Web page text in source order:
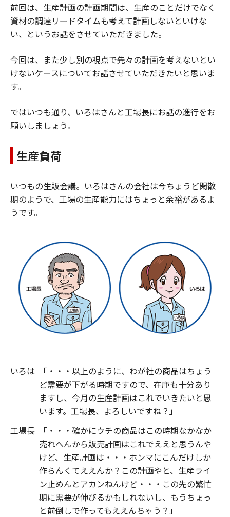
前回は、生産計画の計画期間は、生産のことだけでなく
資材の調達リードタイムも考えて計画しないといけな
い、というお話をさせていただきました。
今回は、また少し別の視点で先々の計画を考えないとい
けないケースについてお話させていただきたいと思いま
す。
ではいつも通り、いろはさんと工場長にお話の進行をお
願いしましょう。
生産負荷
いつもの生販会議。いろはさんの会社は今ちょうど閑散
期のようで、工場の生産能力にはちょっと余裕があるよ
うです。
いろは
「・・・以上のように、わが社の商品はちょう
ど需要が下がる時期ですので、在庫も十分あり
ますし、今月の生産計画はこれでいきたいと思
います。工場長、よろしいですね？」
工場長
「・・・確かにウチの商品はこの時期なかなか
売れへんから販売計画はこれでええと思うんや
けど、生産計画は・・・ホンマにこんだけしか
作らんくてええんか？この計画やと、生産ライ
ン止めんとアカンねんけど・・・この先の繁忙
期に需要が伸びるかもしれないし、もうちょっ
と前倒しで作ってもええんちゃう？」